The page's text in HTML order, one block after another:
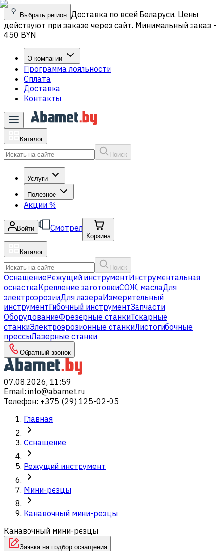
Выбрать регион Доставка по всей Беларуси. Цены
действуют при заказе через сайт. Минимальный заказ -
450 BYN
О компании
Программа лояльности
Оплата
Доставка
Контакты
Каталог
Поиск
Услуги
Полезное
Акции %
Войти Смотрел
Корзина
Каталог
Поиск
ОснащениеРежущий инструментИнструментальная
оснасткаКрепление заготовкиСОЖ, маслаДля
электроэрозииДля лазераИзмерительный
инструментГибочный инструментЗапчасти
ОборудованиеФрезерные станкиТокарные
станкиЭлектроэрозионные станкиЛистогибочные
прессыЛазерные станки
Обратный звонок
07.08.2026, 11:59
Email: info@abamet.ru
Телефон: +375 (29) 125-02-05
Главная
Оснащение
Режущий инструмент
Мини-резцы
Канавочный мини-резцы
Канавочный мини-резцы
Заявка на подбор оснащения